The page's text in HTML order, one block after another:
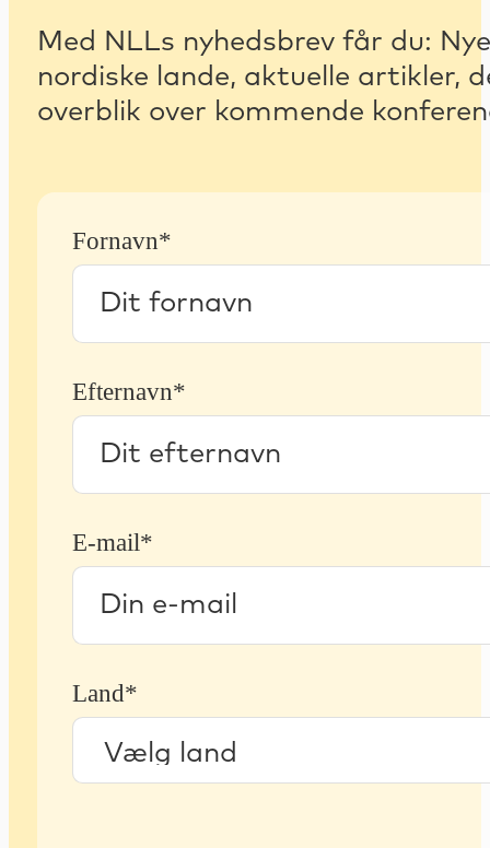
Med NLLs nyhedsbrev får du:
nordiske lande, aktuelle
overblik over kommende
Fornavn*
Efternavn*
E-mail*
Land*